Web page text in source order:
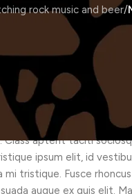
rock music and beer/
magna, vel viverra
vitae dictum est
Vestibulum
ut laoreet semper,
molestie at ac
ligula nec dictum
Class aptent taciti
ipsum elit, id
tristique. Fusce
augue ex quis elit.